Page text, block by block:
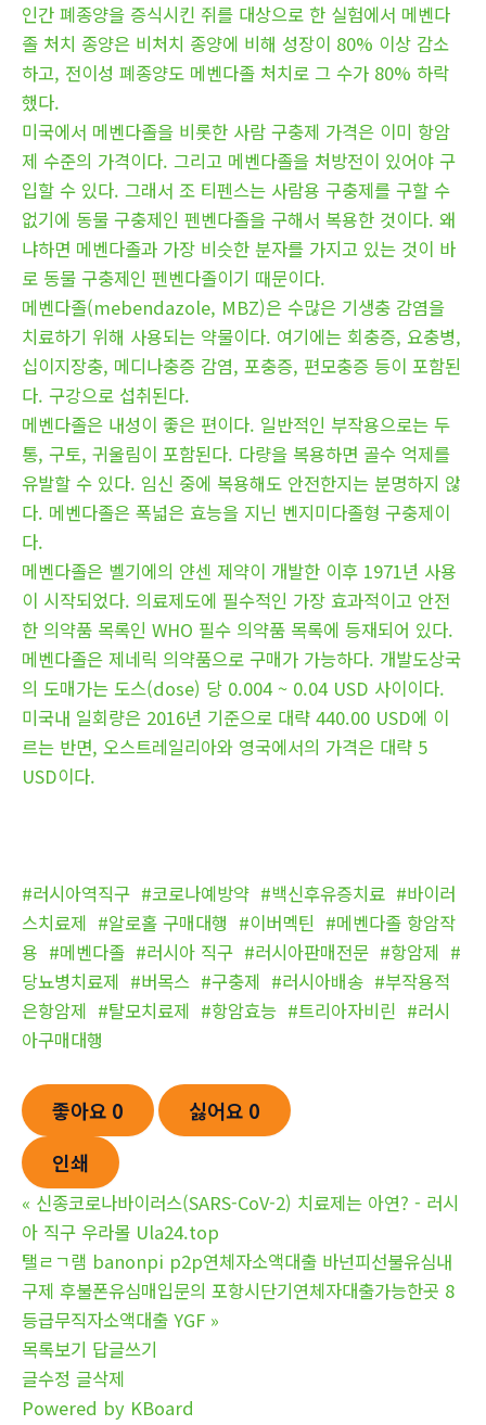
인간 폐종양을 증식시킨 쥐를 대상으로 한 실험에서 메벤다
졸 처치 종양은 비처치 종양에 비해 성장이 80% 이상 감소
하고, 전이성 폐종양도 메벤다졸 처치로 그 수가 80% 하락
했다.
미국에서 메벤다졸을 비롯한 사람 구충제 가격은 이미 항암
제 수준의 가격이다. 그리고 메벤다졸을 처방전이 있어야 구
입할 수 있다. 그래서 조 티펜스는 사람용 구충제를 구할 수
없기에 동물 구충제인 펜벤다졸을 구해서 복용한 것이다. 왜
냐하면 메벤다졸과 가장 비슷한 분자를 가지고 있는 것이 바
로 동물 구충제인 펜벤다졸이기 때문이다.
메벤다졸(mebendazole, MBZ)은 수많은 기생충 감염을
치료하기 위해 사용되는 약물이다. 여기에는 회충증, 요충병,
십이지장충, 메디나충증 감염, 포충증, 편모충증 등이 포함된
다. 구강으로 섭취된다.
메벤다졸은 내성이 좋은 편이다. 일반적인 부작용으로는 두
통, 구토, 귀울림이 포함된다. 다량을 복용하면 골수 억제를
유발할 수 있다. 임신 중에 복용해도 안전한지는 분명하지 않
다. 메벤다졸은 폭넓은 효능을 지닌 벤지미다졸형 구충제이
다.
메벤다졸은 벨기에의 얀센 제약이 개발한 이후 1971년 사용
이 시작되었다. 의료제도에 필수적인 가장 효과적이고 안전
한 의약품 목록인 WHO 필수 의약품 목록에 등재되어 있다.
메벤다졸은 제네릭 의약품으로 구매가 가능하다. 개발도상국
의 도매가는 도스(dose) 당 0.004 ~ 0.04 USD 사이이다.
미국내 일회량은 2016년 기준으로 대략 440.00 USD에 이
르는 반면, 오스트레일리아와 영국에서의 가격은 대략 5
USD이다.
#러시아역직구 #코로나예방약 #백신후유증치료 #바이러
스치료제 #알로홀 구매대행 #이버멕틴 #메벤다졸 항암작
용 #메벤다졸 #러시아 직구 #러시아판매전문 #항암제 #
당뇨병치료제 #버목스 #구충제 #러시아배송 #부작용적
은항암제 #탈모치료제 #항암효능 #트리아자비린 #러시
아구매대행
좋아요 0 싫어요 0
인쇄
« 신종코로나바이러스(SARS-CoV-2) 치료제는 아연? - 러시
아 직구 우라몰 Ula24.top
탤ㄹㄱ램 banonpi p2p연체자소액대출 바넌피선불유심내
구제 후불폰유심매입문의 포항시단기연체자대출가능한곳 8
등급무직자소액대출 YGF »
목록보기 답글쓰기
글수정 글삭제
Powered by KBoard